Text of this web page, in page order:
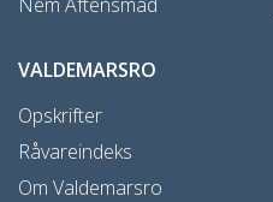
VALDEMARSRO
Opskrifter
Råvareindeks
Om Valdemarsro